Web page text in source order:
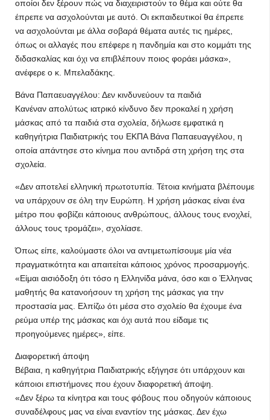
οποίοι δεν ξέρουν πώς να διαχειριστούν το θέμα και ούτε θα
έπρεπε να ασχολούνται με αυτό. Οι εκπαιδευτικοί θα έπρεπε
να ασχολούνται με άλλα σοβαρά θέματα αυτές τις ημέρες,
όπως οι αλλαγές που επέφερε η πανδημία και στο κομμάτι της
διδασκαλίας και όχι να επιβλέπουν ποιος φοράει μάσκα»,
ανέφερε ο κ. Μπελαδάκης.
Βάνα Παπαευαγγέλου: Δεν κινδυνεύουν τα παιδιά
Κανέναν απολύτως ιατρικό κίνδυνο δεν προκαλεί η χρήση
μάσκας από τα παιδιά στα σχολεία, δήλωσε εμφατικά η
καθηγήτρια Παιδιατρικής του ΕΚΠΑ Βάνα Παπαευαγγέλου, η
οποία απάντησε στο κίνημα που αντιδρά στη χρήση της στα
σχολεία.
«Δεν αποτελεί ελληνική πρωτοτυπία. Τέτοια κινήματα βλέπουμε
να υπάρχουν σε όλη την Ευρώπη. Η χρήση μάσκας είναι ένα
μέτρο που φοβίζει κάποιους ανθρώπους, άλλους τους ενοχλεί,
άλλους τους τρομάζει», σχολίασε.
Όπως είπε, καλούμαστε όλοι να αντιμετωπίσουμε μία νέα
πραγματικότητα και απαιτείται κάποιος χρόνος προσαρμογής.
«Είμαι αισιόδοξη ότι τόσο η Ελληνίδα μάνα, όσο και ο Έλληνας
μαθητής θα κατανοήσουν τη χρήση της μάσκας για την
προστασία μας. Ελπίζω ότι μέσα στο σχολείο θα έχουμε ένα
ρεύμα υπέρ της μάσκας και όχι αυτά που είδαμε τις
προηγούμενες ημέρες», είπε.
Διαφορετική άποψη
Βέβαια, η καθηγήτρια Παιδιατρικής εξήγησε ότι υπάρχουν και
κάποιοι επιστήμονες που έχουν διαφορετική άποψη.
«Δεν ξέρω τα κίνητρα και τους φόβους που οδηγούν κάποιους
συναδέλφους μας να είναι εναντίον της μάσκας. Δεν έχω